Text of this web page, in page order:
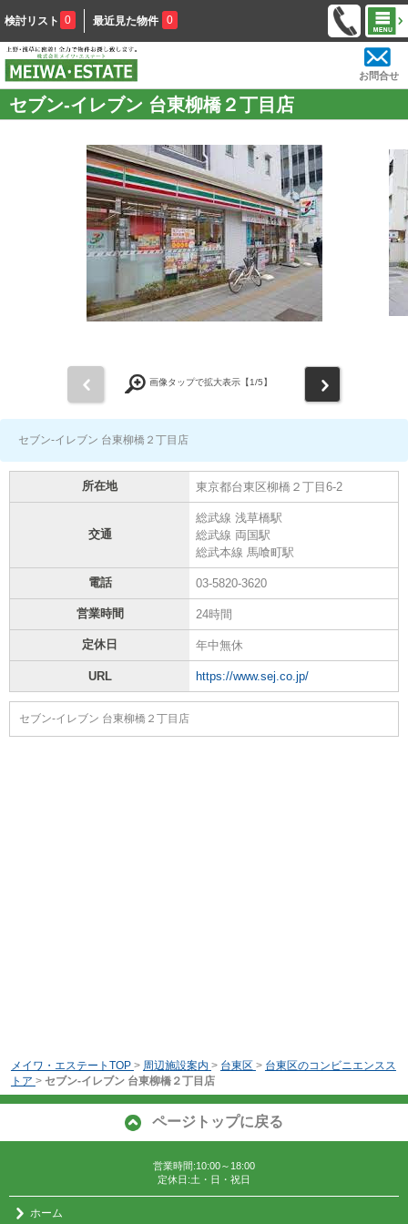
検討リスト 0 最近見た物件 0
お問合せ
セブン-イレブン 台東柳橋２丁目店
画像タップで拡大表示【1/5】
セブン-イレブン 台東柳橋２丁目店
所在地 東京都台東区柳橋２丁目6-2
交通
総武線 浅草橋駅
総武線 両国駅
総武本線 馬喰町駅
電話 03-5820-3620
営業時間 24時間
定休日 年中無休
URL https://www.sej.co.jp/
セブン-イレブン 台東柳橋２丁目店
メイワ・エステートTOP > 周辺施設案内 > 台東区 > 台東区のコンビニエンスス
トア > セブン-イレブン 台東柳橋２丁目店
ページトップに戻る
営業時間:10:00～18:00
定休日:土・日・祝日
ホーム